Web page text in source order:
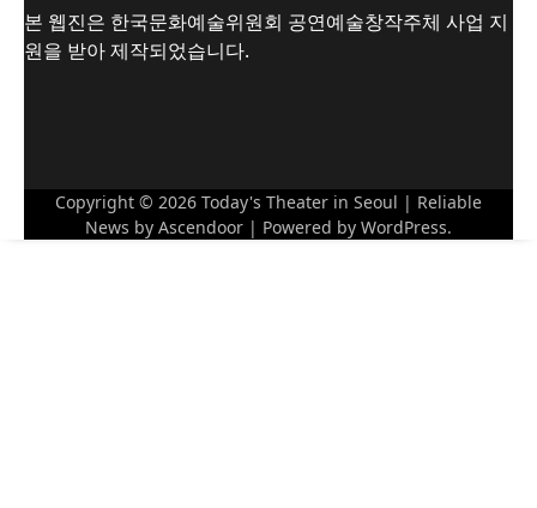
본 웹진은 한국문화예술위원회 공연예술창작주체 사업 지
원을 받아 제작되었습니다.
Copyright © 2026 Today's Theater in Seoul | Reliable
News by Ascendoor | Powered by WordPress.